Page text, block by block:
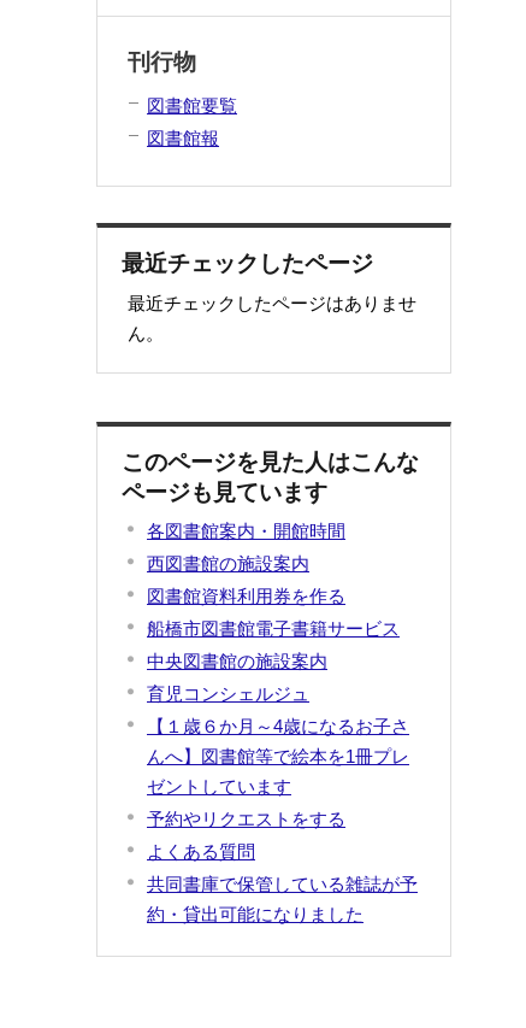
刊行物
図書館要覧
図書館報
最近チェックしたページ
最近チェックしたページはありませ
ん。
このページを見た人はこんな
ページも見ています
各図書館案内・開館時間
西図書館の施設案内
図書館資料利用券を作る
船橋市図書館電子書籍サービス
中央図書館の施設案内
育児コンシェルジュ
【１歳６か月～4歳になるお子さ
んへ】図書館等で絵本を1冊プレ
ゼントしています
予約やリクエストをする
よくある質問
共同書庫で保管している雑誌が予
約・貸出可能になりました